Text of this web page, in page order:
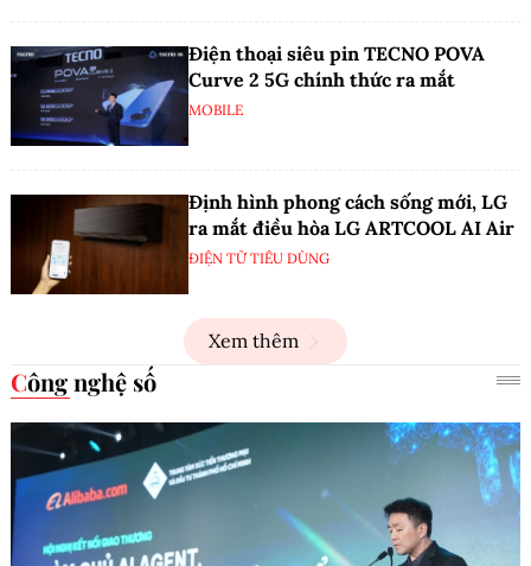
Điện thoại siêu pin TECNO POVA
Curve 2 5G chính thức ra mắt
MOBILE
Định hình phong cách sống mới, LG
ra mắt điều hòa LG ARTCOOL AI Air
ĐIỆN TỬ TIÊU DÙNG
Xem thêm
Công nghệ số